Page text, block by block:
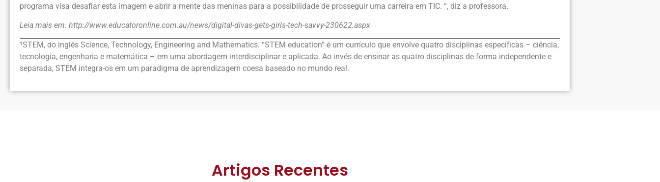
programa visa desafiar esta imagem e abrir a mente das meninas para a possibilidade de prosseguir uma carreira em TIC. “, diz a professora.
Leia mais em: http://www.educatoronline.com.au/news/digital-divas-gets-girls-tech-savvy-230622.aspx
¹STEM, do inglês Science, Technology, Engineering and Mathematics. “STEM education” é um currículo que envolve quatro disciplinas específicas – ciência,
tecnologia, engenharia e matemática – em uma abordagem interdisciplinar e aplicada. Ao invés de ensinar as quatro disciplinas de forma independente e
separada, STEM integra-os em um paradigma de aprendizagem coesa baseado no mundo real.
Artigos Recentes